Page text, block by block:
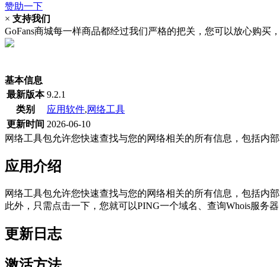
赞助一下
× 支持我们
GoFans商城每一样商品都经过我们严格的把关，您可以放心购买
基本信息
最新版本 9.2.1
类别
应用软件,网络工具
更新时间 2026-06-10
网络工具包允许您快速查找与您的网络相关的所有信息，包括内
应用介绍
网络工具包允许您快速查找与您的网络相关的所有信息，包括内
此外，只需点击一下，您就可以PING一个域名、查询Whois服务
更新日志